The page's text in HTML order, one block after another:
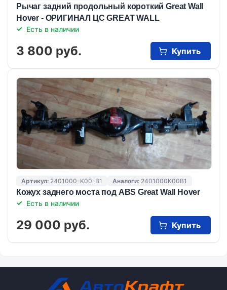
Рычаг задний продольный короткий Great Wall
Hover - ОРИГИНАЛ ЦС GREAT WALL
Есть в наличии
3 800 руб. Купить
Артикул: 2401000-K00-B1 Аналоги: 2401000K00B1
Кожух заднего моста под ABS Great Wall Hover
Есть в наличии
29 000 руб. Купить